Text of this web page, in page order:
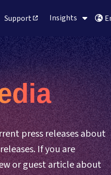
Support Insights
press releases about
If you are
or guest article about